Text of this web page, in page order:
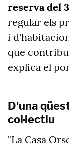
reserva del
regular els
i
que
explica el
D'una
col·lectiu
"La Casa